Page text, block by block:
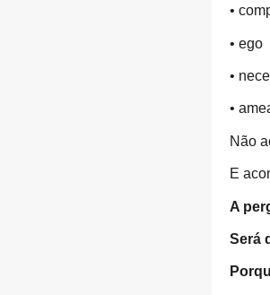
•
• ego
•
•
Não
E
A
Será